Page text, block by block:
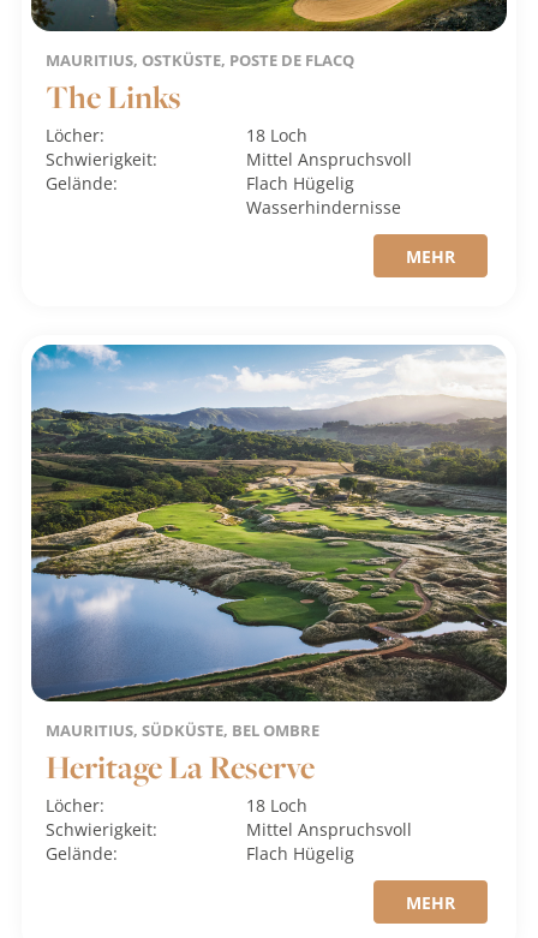
MAURITIUS, OSTKÜSTE, POSTE DE FLACQ
The Links
Löcher:
18 Loch
Schwierigkeit:
MittelAnspruchsvoll
Gelände:
Flach Hügelig
Wasserhindernisse
MEHR
MAURITIUS, SÜDKÜSTE, BEL OMBRE
Heritage La Reserve
Löcher:
18 Loch
Schwierigkeit:
MittelAnspruchsvoll
Gelände:
Flach Hügelig
MEHR